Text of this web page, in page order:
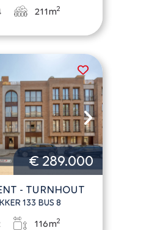
211m2
€ 289.000
- TURNHOUT
133 BUS 8
116m2